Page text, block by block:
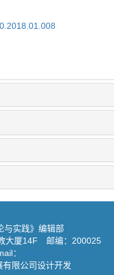
与实践》编辑部
大厦14F 邮编：200025
：
限公司设计开发